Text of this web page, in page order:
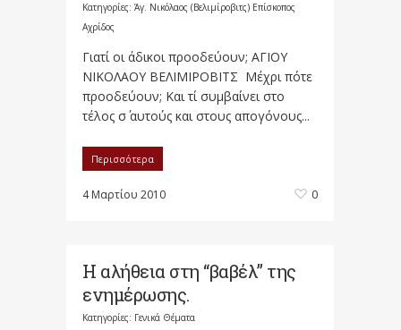
Κατηγορίες: Άγ. Νικόλαος (Βελιμίροβιτς) Επίσκοπος
Αχρίδος
Γιατί οι άδικοι προοδεύουν; ΑΓΙΟΥ
ΝΙΚΟΛΑΟΥ ΒΕΛΙΜΙΡΟΒΙΤΣ Μέχρι πότε
προοδεύουν; Και τί συμβαίνει στο
τέλος σ΄ αυτούς και στους απογόνους...
Περισσότερα
4 Μαρτίου 2010 0
Η αλήθεια στη “βαβέλ” της
ενημέρωσης.
Κατηγορίες: Γενικά Θέματα